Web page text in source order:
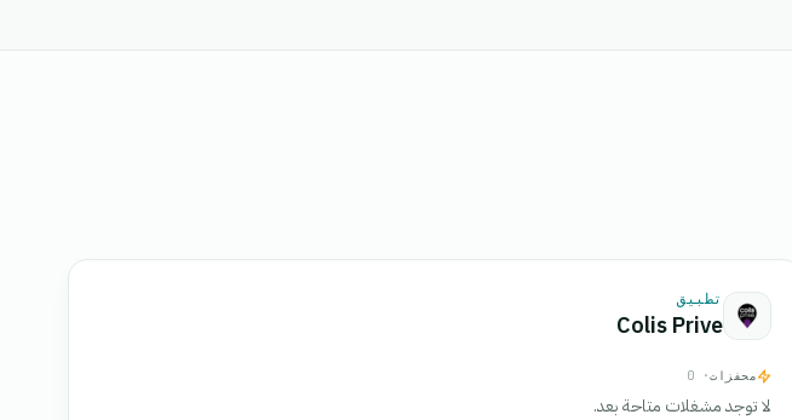
تطبيق
Colis Prive
محفزات· 0
لا توجد مشغلات متاحة بعد.